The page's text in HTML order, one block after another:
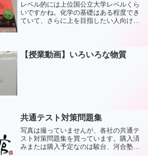
レベル的には上位国公立大学レベルくら
いですかね。化学の基礎はある程度でき
ていて、さらに上を目指したい人向けで
【授業動画】いろいろな物質
共通テスト対策問題集
写真は撮っていませんが、各社の共通テ
スト対策問題集を買っています。購入済
みまたは購入予定なのは駿台、河合塾、Z